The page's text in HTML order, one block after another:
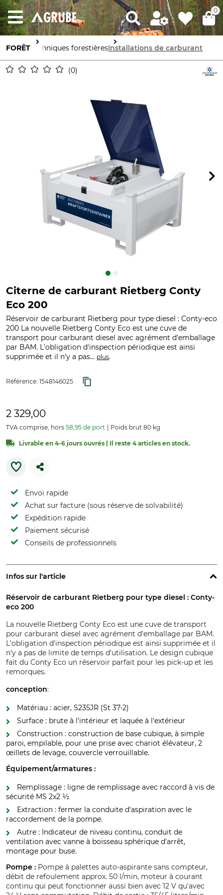
0
FORÊT Techniques forestièresInstallations de carburant
0
Citerne de carburant Rietberg Conty
Eco 200
Réservoir de carburant Rietberg pour type diesel : Conty-eco
200 La nouvelle Rietberg Conty Eco est une cuve de
transport pour carburant diesel avec agrément d'emballage
par BAM. L'obligation d'inspection périodique est ainsi
supprimée et il n'y a pas... plus.
Référence: 1548146025
2 329,00
TVA comprise, hors 58,95 de port Poids brut 80 kg
Livrable en 4-6 jours ouvrés | Il reste 4 articles en stock.
Envoi rapide
Achat sur facture (sous réserve de solvabilité)
Expédition rapide
Paiement sécurisé
Conseils de professionnels
Infos sur l'article
Réservoir de carburant Rietberg pour type diesel : Conty-
eco 200
La nouvelle Rietberg Conty Eco est une cuve de transport
pour carburant diesel avec agrément d'emballage par BAM.
L'obligation d'inspection périodique est ainsi supprimée et il
n'y a pas de limite de temps d'utilisation. Le design cubique
fait du Conty Eco un réservoir parfait pour les pick-up et les
remorques.
conception:
Matériau : acier, S235JR (St 37-2)
Surface : brute à l'intérieur et laquée à l'extérieur
Construction : construction de base cubique, à simple
paroi, empilable, pour une prise avec chariot élévateur, 2
œillets de levage, couvercle verrouillable.
Équipement/armatures :
Remplissage : ligne de remplissage avec raccord à vis de
sécurité MS 2x2 ½
Extraction : fermer la conduite d'aspiration avec le
raccordement de la pompe.
Autre : Indicateur de niveau continu, conduit de
ventilation avec vanne à boisseau sphérique d'arrêt,
montage pour buse.
Pompe : Pompe à palettes auto-aspirante sans compteur,
débit de refoulement approx. 50 l/min, moteur à courant
continu qui peut fonctionner aussi bien avec 12 V qu'avec